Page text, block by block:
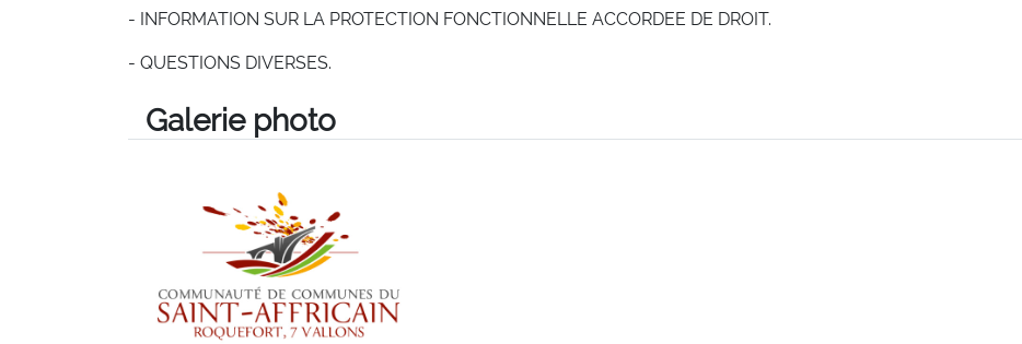
- INFORMATION SUR LA PROTECTION FONCTIONNELLE ACCORDEE DE DROIT.
- QUESTIONS DIVERSES.
Galerie photo